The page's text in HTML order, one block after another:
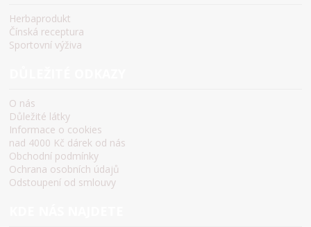
Herbaprodukt
Čínská receptura
Sportovní výživa
O nás
Důležité látky
Informace o cookies
nad 4000 Kč dárek od nás
Obchodní podmínky
Ochrana osobních údajů
Odstoupení od smlouvy